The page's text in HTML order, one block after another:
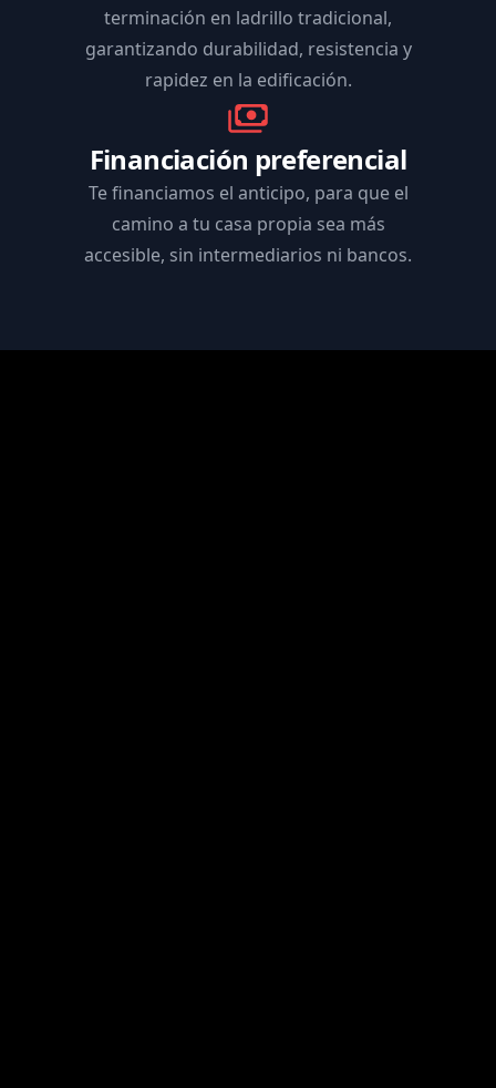
terminación en ladrillo tradicional,
garantizando durabilidad, resistencia y
rapidez en la edificación.
Financiación preferencial
Te financiamos el anticipo, para que el
camino a tu casa propia sea más
accesible, sin intermediarios ni bancos.